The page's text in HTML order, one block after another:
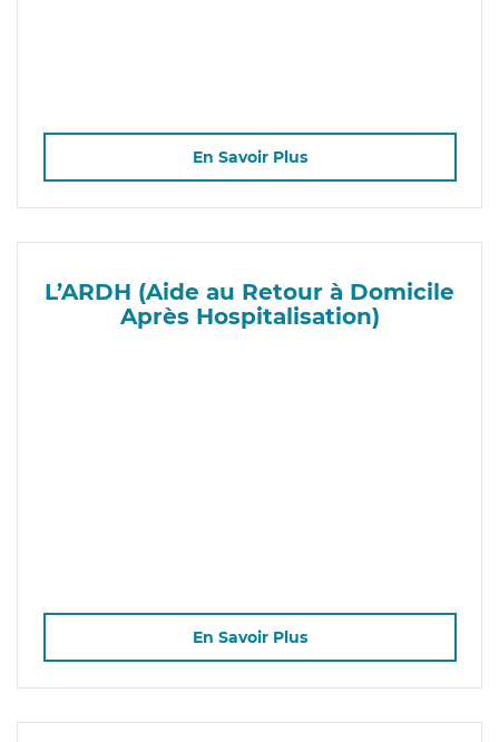
En Savoir Plus
L’ARDH (Aide au Retour à Domicile
Après Hospitalisation)
En Savoir Plus